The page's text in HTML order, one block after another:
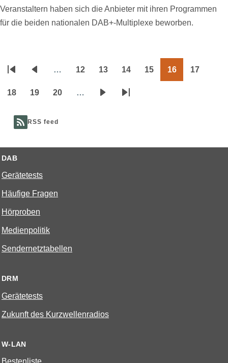
Veranstaltern haben sich die Anbieter mit ihren Programmen
für die beiden nationalen DAB+-Multiplexe beworben.
Seitennummerierung
Seite
Seite
… 12 13 14 15 16 17
18 19 20 …
NächsteLetzte
RSS feed
DAB
Gerätetests
Häufige Fragen
Hörproben
Medienpolitik
Sendernetztabellen
DRM
Gerätetests
Zukunft des Kurzwellenradios
W-LAN